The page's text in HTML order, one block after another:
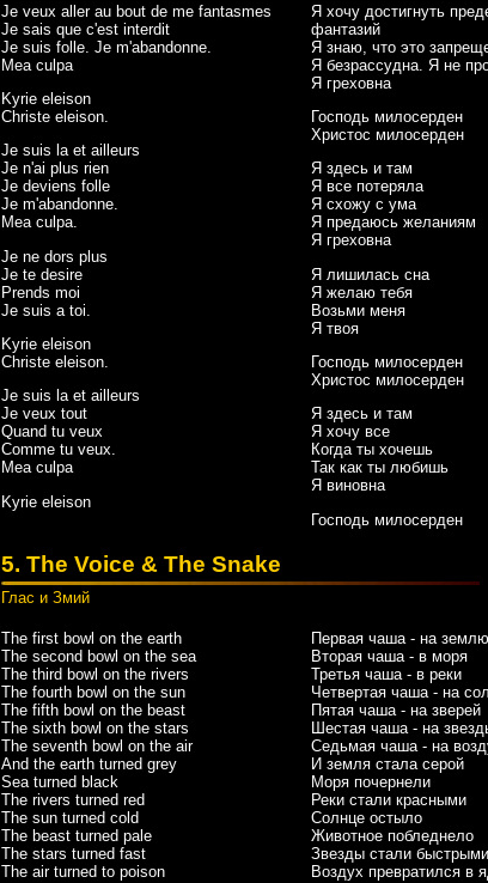
Je veux aller au bout de me fantasmes
Je sais que c'est interdit
Je suis folle. Je m'abandonne.
Mea culpa
Kyrie eleison
Christe eleison.
Je suis la et ailleurs
Je n'ai plus rien
Je deviens folle
Je m'abandonne.
Mea culpa.
Je ne dors plus
Je te desire
Prends moi
Je suis a toi.
Kyrie eleison
Christe eleison.
Je suis la et ailleurs
Je veux tout
Quand tu veux
Comme tu veux.
Mea culpa
Kyrie eleison
Я хочу достигнуть
фантазий
Я знаю, что это
Я безрассудна. Я не
Я греховна
Господь милосерден
Христос милосерден
Я здесь и там
Я все потеряла
Я схожу с ума
Я предаюсь желаниям
Я греховна
Я лишилась сна
Я желаю тебя
Возьми меня
Я твоя
Господь милосерден
Христос милосерден
Я здесь и там
Я хочу все
Когда ты хочешь
Так как ты любишь
Я виновна
Господь милосерден
5. The Voice & The Snake
Глас и Змий
The first bowl on the earth
The second bowl on the sea
The third bowl on the rivers
The fourth bowl on the sun
The fifth bowl on the beast
The sixth bowl on the stars
The seventh bowl on the air
And the earth turned grey
Sea turned black
The rivers turned red
The sun turned cold
The beast turned pale
The stars turned fast
The air turned to poison
Первая чаша - на землю
Вторая чаша - в моря
Третья чаша - в реки
Четвертая чаша - на
Пятая чаша - на зверей
Шестая чаша - на
Седьмая чаша - на
И земля стала серой
Моря почернели
Реки стали красными
Солнце остыло
Животное побледнело
Звезды стали быстрыми
Воздух превратился в